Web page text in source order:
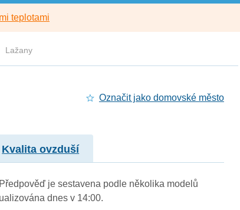
teplotami
Lažany
Označit jako domovské město
Kvalita ovzduší
je sestavena podle několika modelů
dnes v 14:00.